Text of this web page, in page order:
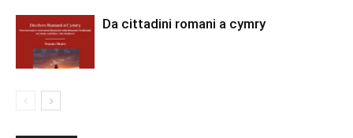
Da cittadini romani a cymry